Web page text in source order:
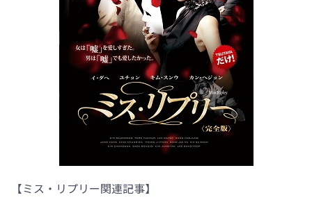
【ミス・リプリー関連記事】